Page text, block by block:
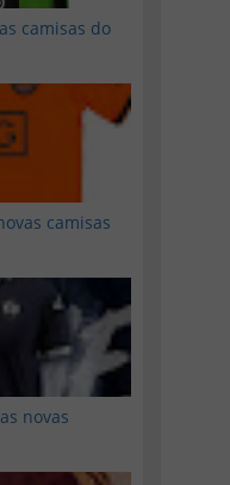
camisas do
camisas
novas